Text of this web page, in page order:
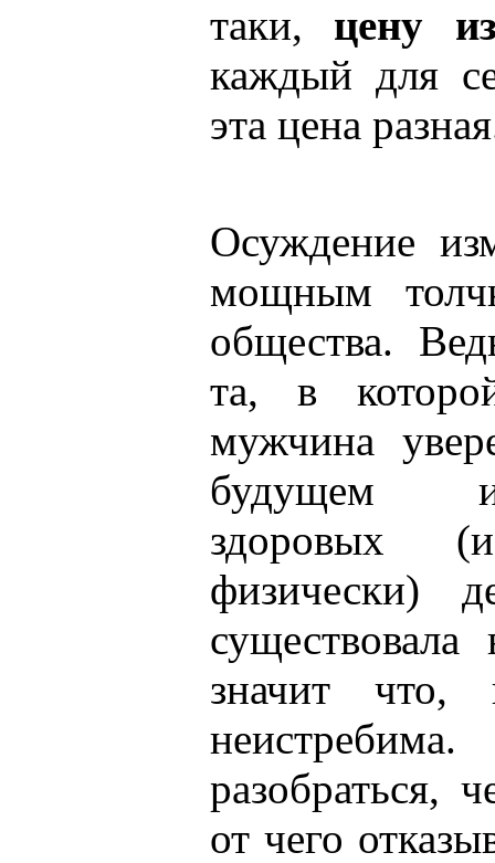
таки, цену
каждый для
эта цена
Осуждение
мощным
общества.
та, в
мужчина
будущем
здоровых
физически)
значит что,
разобраться,
от чего